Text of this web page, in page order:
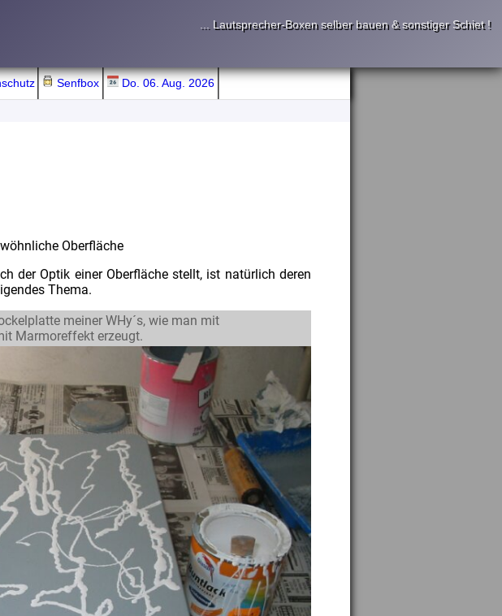
... Lautsprecher-Boxen selber bauen & sonstiger Schiet !
Senfbox Do. 06. Aug. 2026
Oberfläche
der Optik einer Oberfläche stellt, ist natürlich deren
Thema.
meiner WHy´s, wie man mit
Marmoreffekt erzeugt.